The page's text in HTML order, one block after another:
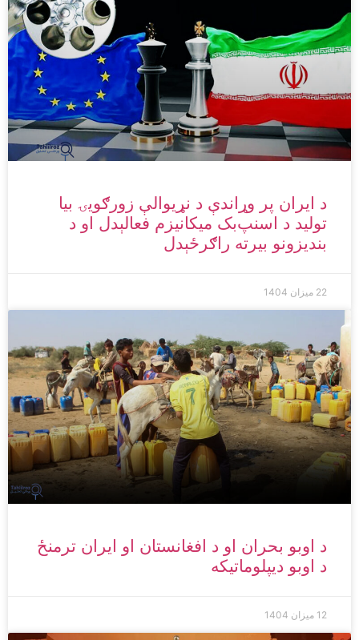
د ایران پر وړاندې د نړیوالې زورګویۍ بیا
تولید د اسنپ‌بک میکانیزم فعالېدل او د
بندیزونو بیرته راګرځېدل
22 میزان 1404
د اوبو بحران او د افغانستان او ایران ترمنځ
د اوبو دیپلوماتیکه
12 میزان 1404